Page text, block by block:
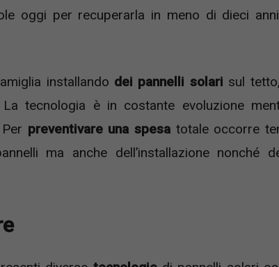
oggi per recuperarla in meno di dieci
installando dei pannelli solari sul
tecnologia è in costante evoluzione
preventivare una spesa totale occorre
ma anche dell’installazione nonché